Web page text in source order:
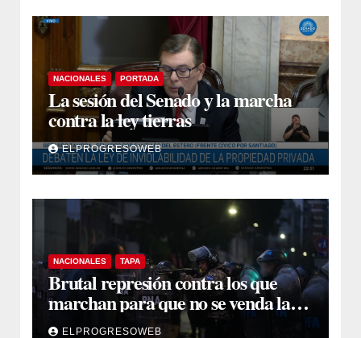
NACIONALES PORTADA
La sesión del Senado y la marcha
contra la ley tierras
ELPROGRESOWEB
NACIONALES TAPA
Brutal represión contra los que
marchan para que no se venda la
patria
ELPROGRESOWEB